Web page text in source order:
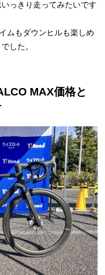
っきり走ってみたいです
ムもダウンヒルも楽しめ
した。
MAX価格と